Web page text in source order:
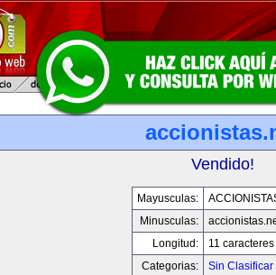
Vendido!
Mayusculas:
Minusculas:
Longitud:
11 caracteres
Categorias:
Sin Clasificar